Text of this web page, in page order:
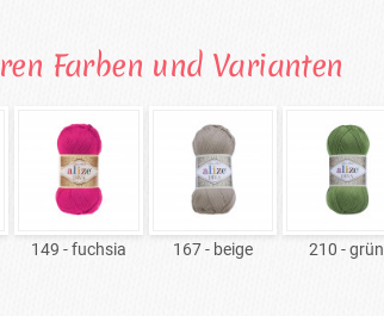
Farben und Varianten
149 - fuchsia 167 - beige 210 - grün